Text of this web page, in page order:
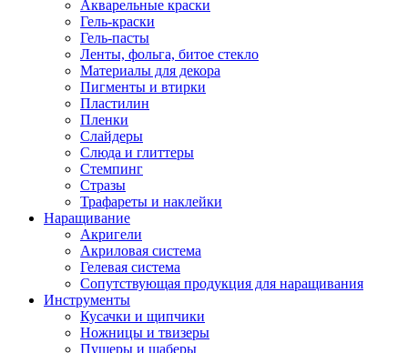
Акварельные краски
Гель-краски
Гель-пасты
Ленты, фольга, битое стекло
Материалы для декора
Пигменты и втирки
Пластилин
Пленки
Слайдеры
Слюда и глиттеры
Стемпинг
Стразы
Трафареты и наклейки
Наращивание
Акригели
Акриловая система
Гелевая система
Сопутствующая продукция для наращивания
Инструменты
Кусачки и щипчики
Ножницы и твизеры
Пушеры и шаберы